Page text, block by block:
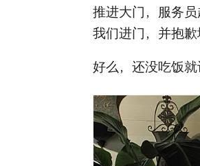
推进大门，服务
我们进门，并抱
好么，还没吃饭